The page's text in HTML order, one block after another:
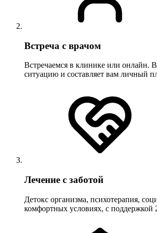
Встреча с врачом
Встречаемся в клинике или онлайн.
ситуацию и составляет вам личный
Лечение с заботой
Детокс организма, психотерапия,
комфортных условиях, с поддержкой